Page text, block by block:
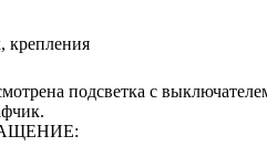
крепления
подсветка с